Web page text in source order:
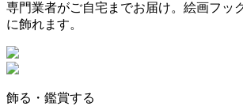
専門業者がご自宅までお届け。絵画フッ
に飾れます。
飾る・鑑賞する